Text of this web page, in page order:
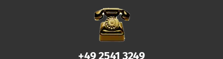
+49 2541 3249